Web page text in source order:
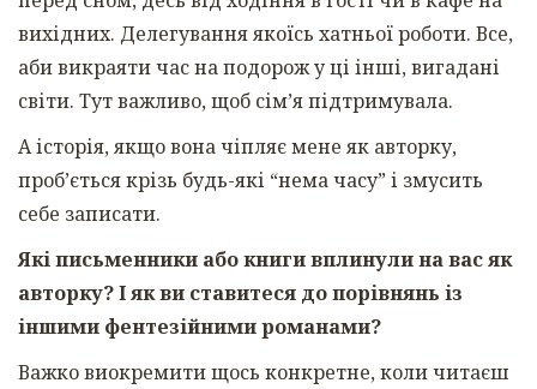
вихідних. Делегування якоїсь хатньої роботи. Все,
аби викраяти час на подорож у ці інші, вигадані
світи. Тут важливо, щоб сім’я підтримувала.
А історія, якщо вона чіпляє мене як авторку,
проб’ється крізь будь-які “нема часу” і змусить
себе записати.
Які письменники або книги вплинули на вас як
авторку? І як ви ставитеся до порівнянь із
іншими фентезійними романами?
Важко виокремити щось конкретне, коли читаєш